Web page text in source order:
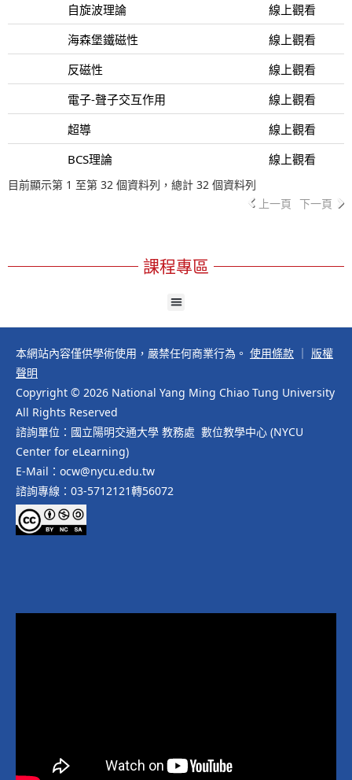
自旋波理論
線上觀看
海森堡鐵磁性
線上觀看
反磁性
線上觀看
電子-聲子交互作用
線上觀看
超導
線上觀看
BCS理論
線上觀看
目前顯示第 1 至第 32 個資料列，總計 32 個資料列
上一頁 下一頁
課程專區
本網站內容僅供學術使用，嚴禁任何商業行為。 使用條款
版權
聲明
Copyright © 2026 National Yang Ming Chiao Tung University
All Rights Reserved
諮詢單位：國立陽明交通大學 教務處 數位教學中心 (NYCU
Center for eLearning)
E-Mail：ocw@nycu.edu.tw
諮詢專線：03-5712121轉56072